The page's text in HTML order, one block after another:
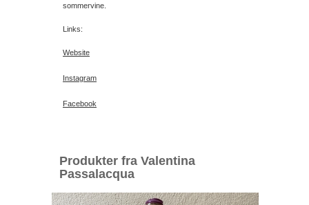
sommervine.
Links:
Website
Instagram
Facebook
Produkter fra Valentina
Passalacqua